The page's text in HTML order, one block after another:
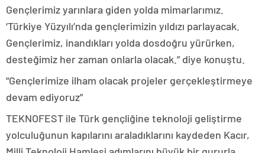
Gençlerimiz yarınlara giden yolda mimarlarımız.
‘Türkiye Yüzyılı’nda gençlerimizin yıldızı parlayacak.
Gençlerimiz, inandıkları yolda dosdoğru yürürken,
desteğimiz her zaman onlarla olacak.” diye konuştu.
“Gençlerimize ilham olacak projeler gerçekleştirmeye
devam ediyoruz”
TEKNOFEST ile Türk gençliğine teknoloji geliştirme
yolculuğunun kapılarını araladıklarını kaydeden Kacır,